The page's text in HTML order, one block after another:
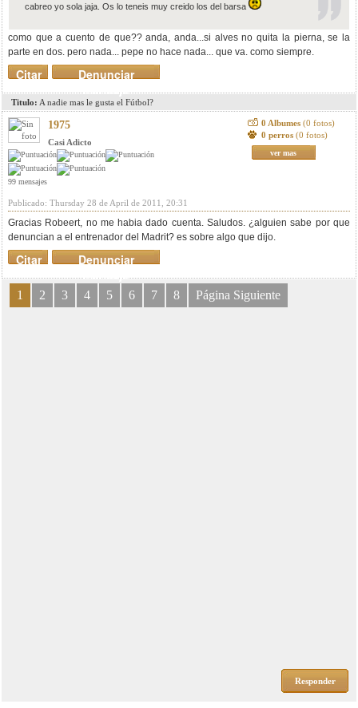
cabreo yo sola jaja. Os lo teneis muy creido los del barsa
como que a cuento de que?? anda, anda...si alves no quita la pierna, se la
parte en dos. pero nada... pepe no hace nada... que va. como siempre.
Denunciar
mensaje
Citar
Titulo: A nadie mas le gusta el Fútbol?
1975
Casi Adicto
99 mensajes
0 Albumes (0 fotos)
0 perros (0 fotos)
ver mas
Publicado: Thursday 28 de April de 2011, 20:31
Gracias Robeert, no me habia dado cuenta. Saludos. ¿alguien sabe por que
denuncian a el entrenador del Madrit? es sobre algo que dijo.
Denunciar
mensaje
Citar
1 2 3 4 5 6 7 8 Página Siguiente
Responder